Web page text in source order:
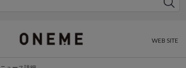
WEB SITE